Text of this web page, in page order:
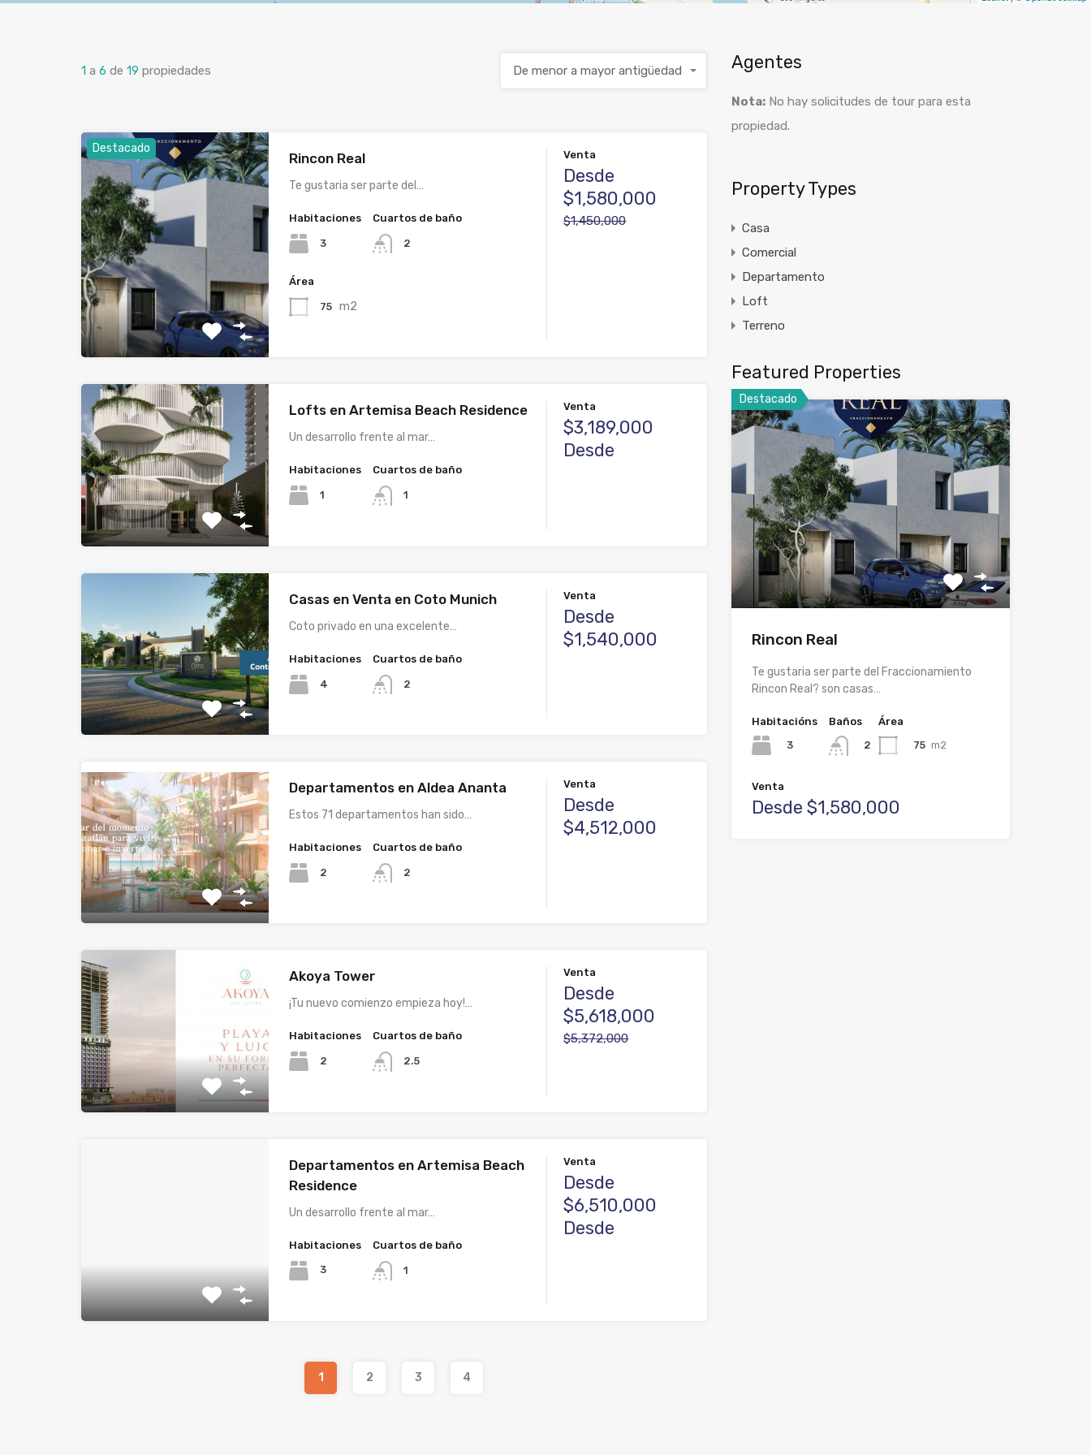
1 a 6 de 19 propiedades De menor a mayor antigüedad
Destacado
Rincon Real
Te gustaria ser parte del…
Habitaciones
3
Cuartos de baño
2
Área
75 m2
Venta
Desde
$1,580,000
$1,450,000
Lofts en Artemisa Beach Residence
Un desarrollo frente al mar…
Habitaciones
1
Cuartos de baño
1
Venta
$3,189,000
Desde
Casas en Venta en Coto Munich
Coto privado en una excelente…
Habitaciones
4
Cuartos de baño
2
Venta
Desde
$1,540,000
Departamentos en Aldea Ananta
Estos 71 departamentos han sido…
Habitaciones
2
Cuartos de baño
2
Venta
Desde
$4,512,000
Akoya Tower
¡Tu nuevo comienzo empieza hoy!…
Habitaciones
2
Cuartos de baño
2.5
Venta
Desde
$5,618,000
$5,372,000
Departamentos en Artemisa Beach
Residence
Un desarrollo frente al mar…
Habitaciones
3
Cuartos de baño
1
Venta
Desde
$6,510,000
Desde
1 2 3 4
Agentes
Nota:No hay solicitudes de tour para esta
propiedad.
Property Types
Casa
Comercial
Departamento
Loft
Terreno
Featured Properties
Destacado
Rincon Real
Te gustaria ser parte del Fraccionamiento
Rincon Real? son casas…
Habitacións
3
Baños
2
Área
75 m2
Venta
Desde $1,580,000